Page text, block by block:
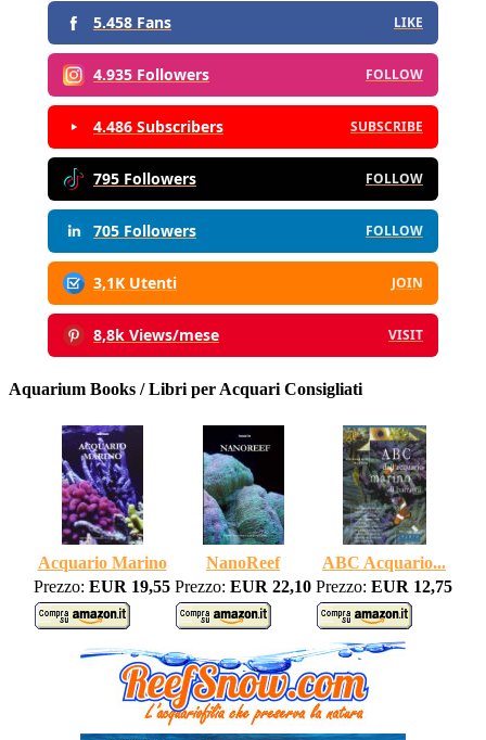
5.458 Fans LIKE
4.935 Followers FOLLOW
4.486 Subscribers SUBSCRIBE
795 Followers FOLLOW
705 Followers FOLLOW
3,1K Utenti JOIN
8,8k Views/mese VISIT
Aquarium Books / Libri per Acquari Consigliati
Acquario Marino NanoReef
ABC Acquario...
Prezzo: EUR 19,55 Prezzo: EUR 22,10 Prezzo: EUR 12,75